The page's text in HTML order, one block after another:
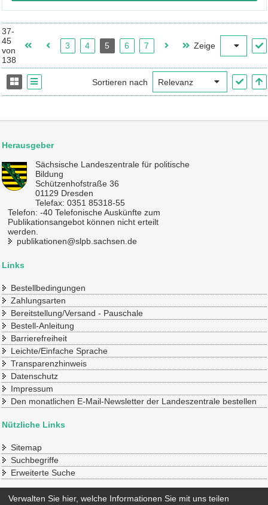
37-
45
von
138
3 4 5 6 7 Zeige
Sortieren nach
Herausgeber
Sächsische Landeszentrale für politische
Bildung
Schützenhofstraße 36
01129 Dresden
Telefax: 0351 85318-55
Telefon: -40 Telefonische Auskünfte zum
Publikationsangebot können nicht erteilt
werden.
publikationen@slpb.sachsen.de
Links
Bestellbedingungen
Zahlungsarten
Bereitstellung/Versand - Pauschale
Bestell-Anleitung
Barrierefreiheit
Leichte/Einfache Sprache
Transparenzhinweis
Datenschutz
Impressum
Den monatlichen E-Mail-Newsletter der Landeszentrale bestellen
Nützliche Links
Sitemap
Suchbegriffe
Erweiterte Suche
Konto
Verwalten Sie hier, welche Informationen Sie mit uns teilen